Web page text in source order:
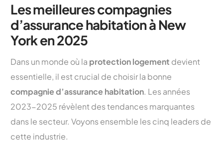
Les meilleures compagnies
d’assurance habitation à New
York en 2025
Dans un monde où la protection logement devient
essentielle, il est crucial de choisir la bonne
compagnie d’assurance habitation. Les années
2023-2025 révèlent des tendances marquantes
dans le secteur. Voyons ensemble les cinq leaders de
cette industrie.